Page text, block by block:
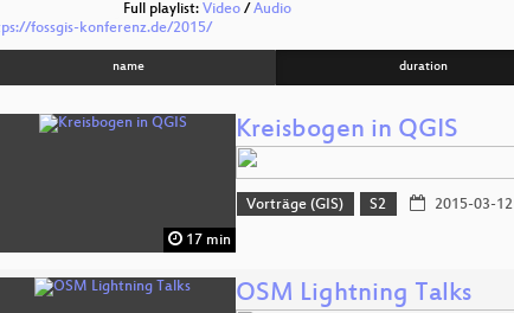
Full playlist: Video / Audio
fossgis-konferenz.de/2015/
name duration
17 min
Kreisbogen in QGIS
Vorträge (GIS) S2 2015-03-12
OSM Lightning Talks